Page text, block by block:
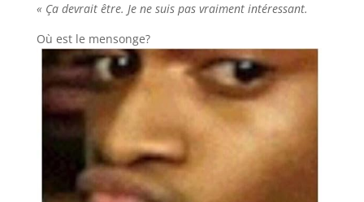
« Ça devrait être. Je ne suis pas vraiment intéressant.
Où est le mensonge?